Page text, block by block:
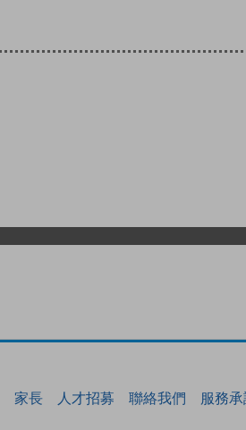
家長 人才招募 聯絡我們 服務